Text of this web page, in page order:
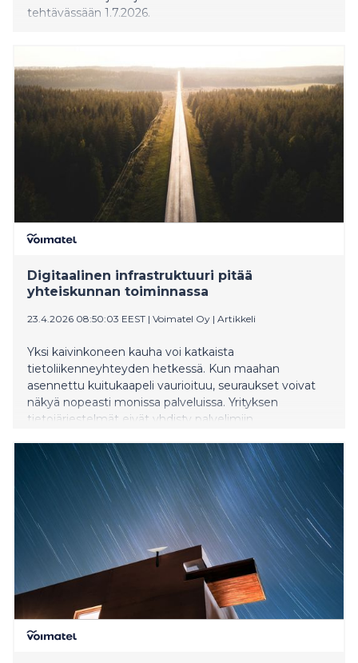
tehtävässään 1.7.2026.
Digitaalinen infrastruktuuri pitää
yhteiskunnan toiminnassa
23.4.2026 08:50:03 EEST | Voimatel Oy | Artikkeli
Yksi kaivinkoneen kauha voi katkaista
tietoliikenneyhteyden hetkessä. Kun maahan
asennettu kuitukaapeli vaurioituu, seuraukset voivat
näkyä nopeasti monissa palveluissa. Yrityksen
tietojärjestelmät eivät yhdisty palvelimiin,
internet-yhteydet katkeavat. Etätyö keskeytyy ja
suoratoistopalvelut eivät pyöri.